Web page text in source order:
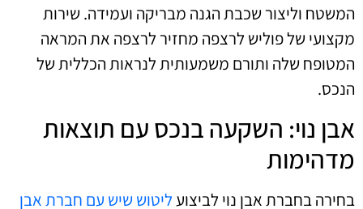
המשטח וליצור שכבת הגנה מבריקה ועמידה. שירות
מקצועי של פוליש לרצפה מחזיר לרצפה את המראה
המטופח שלה ותורם משמעותית לנראות הכללית של
הנכס.
אבן נוי: השקעה בנכס עם תוצאות
מדהימות
בחירה בחברת אבן נוי לביצועליטוש שיש עם חברת אבן